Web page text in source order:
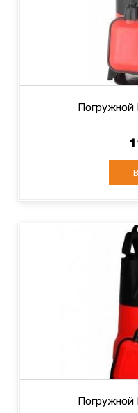
Погружной
1
Погружной